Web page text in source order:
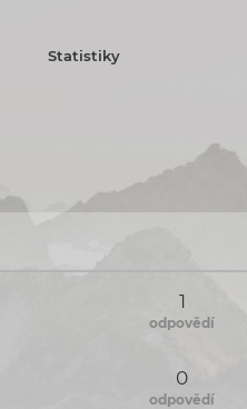
Statistiky
1
odpovědí
0
odpovědí